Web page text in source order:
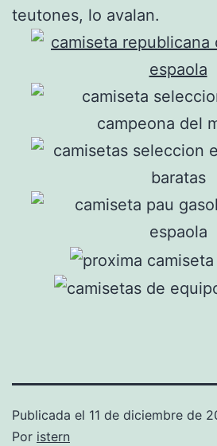
teutones, lo avalan.
Publicada el 11 de diciembre de
Por istern